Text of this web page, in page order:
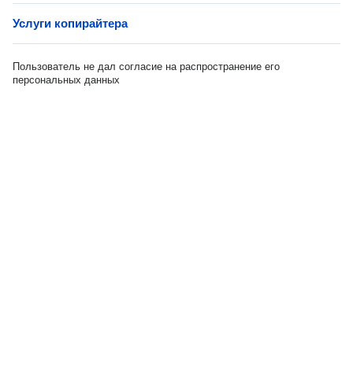
Услуги копирайтера
Пользователь не дал согласие на распространение его
персональных данных